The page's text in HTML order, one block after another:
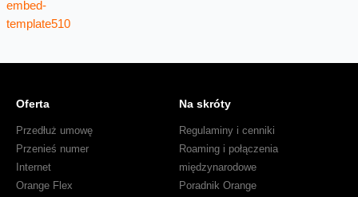
Oferta
Przedłuż umowę
Przenieś numer
Internet
Orange Flex
Na skróty
Regulaminy i cenniki
Roaming i połączenia
międzynarodowe
Poradnik Orange